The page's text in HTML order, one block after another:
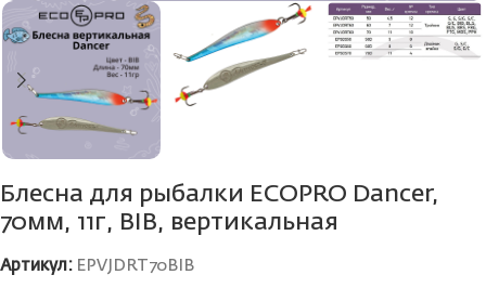
Блесна для рыбалки ECOPRO Dancer,
70мм, 11г, BIB, вертикальная
Артикул: EPVJDRT70BIB